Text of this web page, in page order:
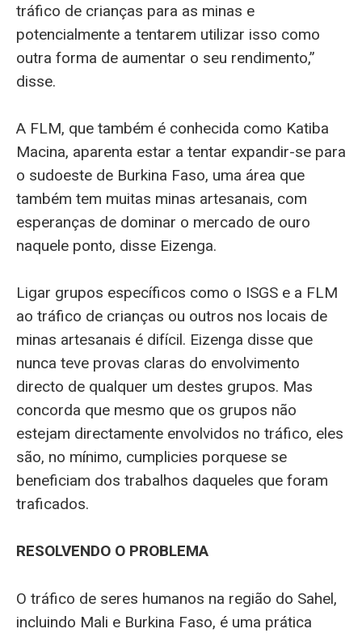
tráfico de crianças para as minas e
potencialmente a tentarem utilizar isso como
outra forma de aumentar o seu rendimento,”
disse.
A FLM, que também é conhecida como Katiba
Macina, aparenta estar a tentar expandir-se para
o sudoeste de Burkina Faso, uma área que
também tem muitas minas artesanais, com
esperanças de dominar o mercado de ouro
naquele ponto, disse Eizenga.
Ligar grupos específicos como o ISGS e a FLM
ao tráfico de crianças ou outros nos locais de
minas artesanais é difícil. Eizenga disse que
nunca teve provas claras do envolvimento
directo de qualquer um destes grupos. Mas
concorda que mesmo que os grupos não
estejam directamente envolvidos no tráfico, eles
são, no mínimo, cumplicies porquese se
beneficiam dos trabalhos daqueles que foram
traficados.
RESOLVENDO O PROBLEMA
O tráfico de seres humanos na região do Sahel,
incluindo Mali e Burkina Faso, é uma prática